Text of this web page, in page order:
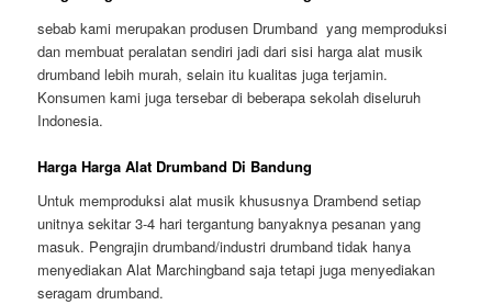
sebab kami merupakan produsen Drumband yang memproduksi
dan membuat peralatan sendiri jadi dari sisi harga alat musik
drumband lebih murah, selain itu kualitas juga terjamin.
Konsumen kami juga tersebar di beberapa sekolah diseluruh
Indonesia.
Harga Harga Alat Drumband Di Bandung
Untuk memproduksi alat musik khususnya Drambend setiap
unitnya sekitar 3-4 hari tergantung banyaknya pesanan yang
masuk. Pengrajin drumband/industri drumband tidak hanya
menyediakan Alat Marchingband saja tetapi juga menyediakan
seragam drumband.